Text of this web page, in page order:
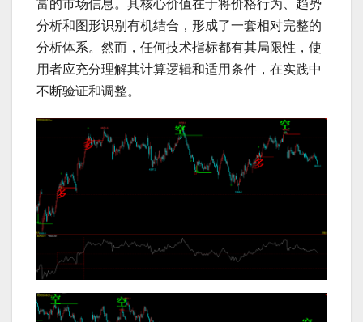
富的市场信息。其核心价值在于将价格行为、趋势
分析和图形识别有机结合，形成了一套相对完整的
分析体系。然而，任何技术指标都有其局限性，使
用者应充分理解其计算逻辑和适用条件，在实践中
不断验证和调整。